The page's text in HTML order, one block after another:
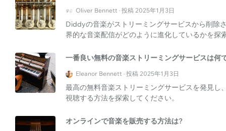
Oliver Bennett · 投稿 2025年1月3日
Diddyの音楽がストリーミングサービスから削除
界的な音楽配信がどのように進化しているかを探
一番良い無料の音楽ストリーミングサービスは何
Eleanor Bennett · 投稿 2025年1月3日
最高の無料音楽ストリーミングサービスを発見
視聴する方法を探索してください。
オンラインで音楽を販売する方法は?